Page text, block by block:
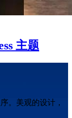
主题
。美观的设计，